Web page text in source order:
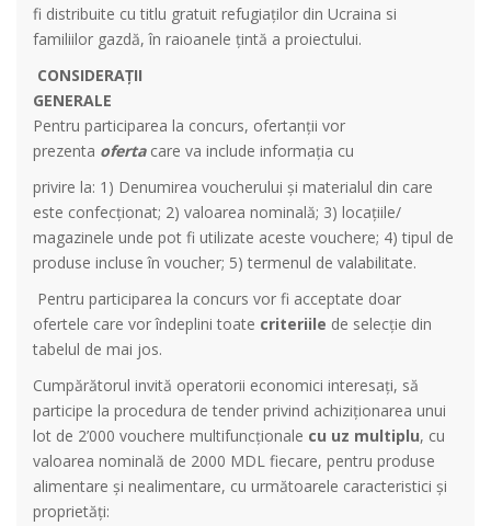
fi distribuite cu titlu gratuit refugiaților din Ucraina si
familiilor gazdă, în raioanele țintă a proiectului.
CONSIDERAȚII
GENERALE
Pentru participarea la concurs, ofertanții vor
prezenta oferta care va include informația cu
privire la: 1) Denumirea voucherului și materialul din care
este confecționat; 2) valoarea nominală; 3) locațiile/
magazinele unde pot fi utilizate aceste vouchere; 4) tipul de
produse incluse în voucher; 5) termenul de valabilitate.
Pentru participarea la concurs vor fi acceptate doar
ofertele care vor îndeplini toate criteriile de selecție din
tabelul de mai jos.
Cumpărătorul invită operatorii economici interesați, să
participe la procedura de tender privind achiziționarea unui
lot de 2’000 vouchere multifuncționale cu uz multiplu, cu
valoarea nominală de 2000 MDL fiecare, pentru produse
alimentare și nealimentare, cu următoarele caracteristici și
proprietăți: